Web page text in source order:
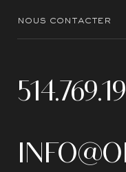
nous contacter